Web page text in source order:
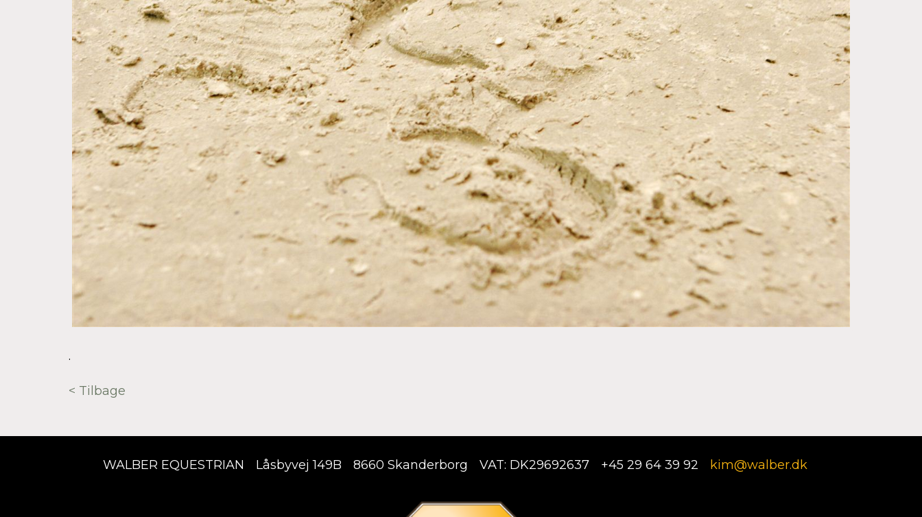
.
< Tilbage
WALBER EQUESTRIAN Låsbyvej 149B 8660 Skanderborg VAT: DK29692637 +45 29 64 39 92 kim@walber.dk